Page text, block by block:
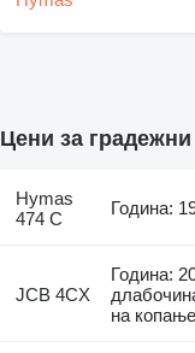
Цени за
Hymas
474 C
Година:
JCB 4CX
Година:
на